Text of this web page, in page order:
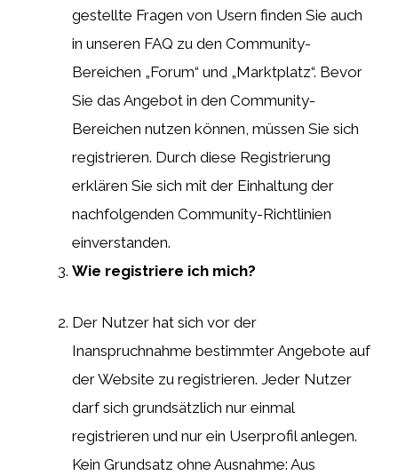
gestellte Fragen von Usern finden Sie auch
in unseren FAQ zu den Community-
Bereichen „Forum“ und „Marktplatz“. Bevor
Sie das Angebot in den Community-
Bereichen nutzen können, müssen Sie sich
registrieren. Durch diese Registrierung
erklären Sie sich mit der Einhaltung der
nachfolgenden Community-Richtlinien
einverstanden.
Wie registriere ich mich?
Der Nutzer hat sich vor der
Inanspruchnahme bestimmter Angebote auf
der Website zu registrieren. Jeder Nutzer
darf sich grundsätzlich nur einmal
registrieren und nur ein Userprofil anlegen.
Kein Grundsatz ohne Ausnahme: Aus